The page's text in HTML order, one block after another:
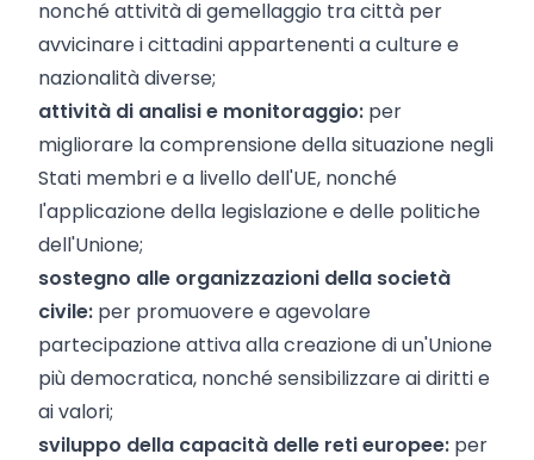
nonché attività di gemellaggio tra città per
avvicinare i cittadini appartenenti a culture e
nazionalità diverse;
attività di analisi e monitoraggio: per
migliorare la comprensione della situazione negli
Stati membri e a livello dell'UE, nonché
l'applicazione della legislazione e delle politiche
dell'Unione;
sostegno alle organizzazioni della società
civile: per promuovere e agevolare
partecipazione attiva alla creazione di un'Unione
più democratica, nonché sensibilizzare ai diritti e
ai valori;
sviluppo della capacità delle reti europee: per